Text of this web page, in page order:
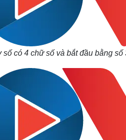
có 4 chữ số và bắt đầu bằng số